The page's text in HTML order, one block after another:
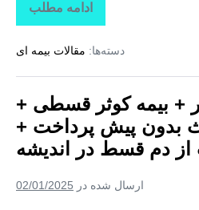
ادامه مطلب
بیمه
اقساطی
+
کوثر
+
خرید
بیمه
بدون
پرداخت
+
دسته‌ها: مقالات بیمه ای
+ بیمه کوثر قسطی +
بدون پیش پرداخت +
از دم قسط در اندیشه
ارسال شده در 02/01/2025